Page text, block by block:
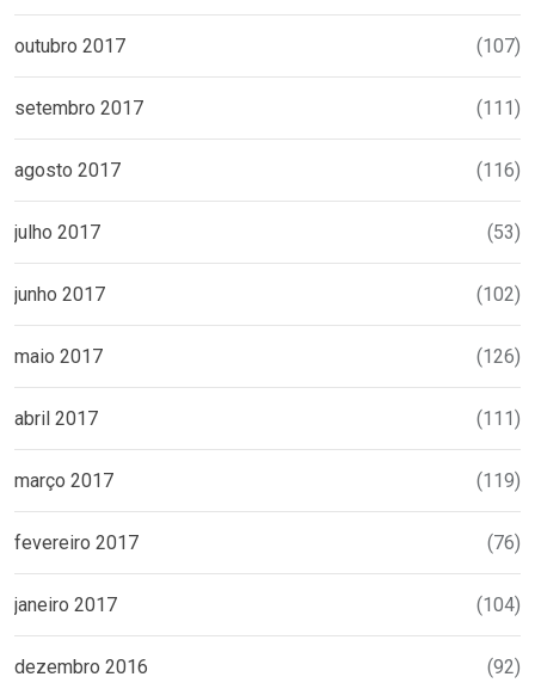
outubro 2017 (107)
setembro 2017 (111)
agosto 2017 (116)
julho 2017 (53)
junho 2017 (102)
maio 2017 (126)
abril 2017 (111)
março 2017 (119)
fevereiro 2017 (76)
janeiro 2017 (104)
dezembro 2016 (92)